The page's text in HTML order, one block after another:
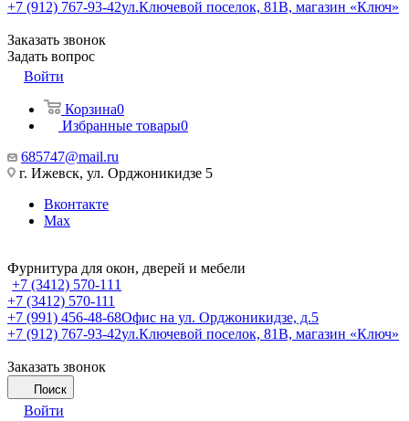
+7 (912) 767-93-42ул.Ключевой поселок, 81В, магазин «Ключ»
Заказать звонок
Задать вопрос
Войти
Корзина0
Избранные товары0
685747@mail.ru
г. Ижевск, ул. Орджоникидзе 5
Вконтакте
Max
Фурнитура для окон, дверей и мебели
+7 (3412) 570-111
+7 (3412) 570-111
+7 (991) 456-48-68Офис на ул. Орджоникидзе, д.5
+7 (912) 767-93-42ул.Ключевой поселок, 81В, магазин «Ключ»
Заказать звонок
Поиск
Войти